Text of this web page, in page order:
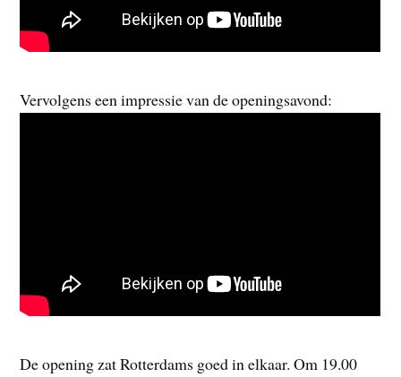
Vervolgens een impressie van de openingsavond:
De opening zat Rotterdams goed in elkaar. Om 19.00